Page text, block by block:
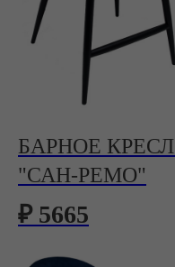
БАРНОЕ
"САН-РЕМО"
₽ 5665